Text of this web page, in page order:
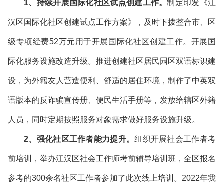
1、持续开展国际化社区试点创建工作。制定印发《江
汉区国际化社区创建试点工作方案》，及时下拨整合市、区
级专项经费52万元用于开展国际化社区创建工作。开展国
际化服务设施改造升级。推进创建社区居民园区双语标识建
设，为外籍友人营造便利、舒适的居住环境，制作了中英双
语版本的反诈骗宣传册、便民生活手册等，发放给辖区外籍
人员，同时定期按照服务对象需求做好服务设施升级。
2、强化社区工作者能力提升。组织开展社会工作者考
前培训，举办江汉区社会工作师考前辅导培训班，全区报名
参考的300余名社区工作者参加了此次线上培训。2022年我